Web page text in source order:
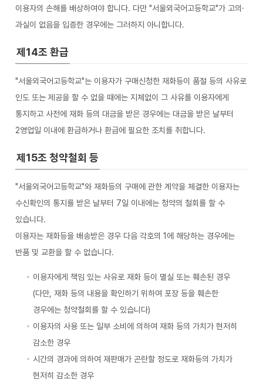
이용자의 손해를 배상하여야 합니다. 다만 "서울외국어고등학교"가 고의·
과실이 없음을 입증한 경우에는 그러하지 아니합니다.
제14조 환급
"서울외국어고등학교"는 이용자가 구매신청한 재화등이 품절 등의 사유로
인도 또는 제공을 할 수 없을 때에는 지체없이 그 사유를 이용자에게
통지하고 사전에 재화 등의 대금을 받은 경우에는 대금을 받은 날부터
2영업일 이내에 환급하거나 환급에 필요한 조치를 취합니다.
제15조 청약철회 등
"서울외국어고등학교"와 재화등의 구매에 관한 계약을 체결한 이용자는
수신확인의 통지를 받은 날부터 7일 이내에는 청약의 철회를 할 수
있습니다.
이용자는 재화등을 배송받은 경우 다음 각호의 1에 해당하는 경우에는
반품 및 교환을 할 수 없습니다.
이용자에게 책임 있는 사유로 재화 등이 멸실 또는 훼손된 경우
(다만, 재화 등의 내용을 확인하기 위하여 포장 등을 훼손한
경우에는 청약철회를 할 수 있습니다)
이용자의 사용 또는 일부 소비에 의하여 재화 등의 가치가 현저히
감소한 경우
시간의 경과에 의하여 재판매가 곤란할 정도로 재화등의 가치가
현저히 감소한 경우